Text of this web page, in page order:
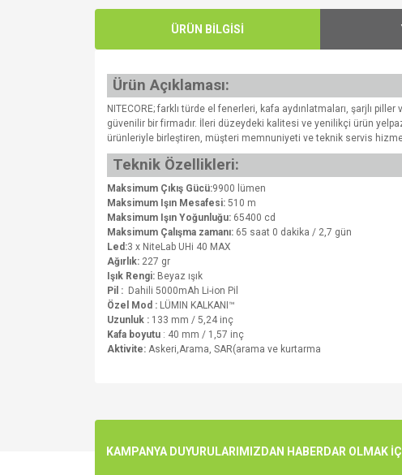
ÜRÜN BİLGİSİ
Ürün Açıklaması:
NITECORE; farklı türde el fenerleri, kafa aydınlatmaları, şarjlı
güvenilir bir firmadır. İleri düzeydeki kalitesi ve yenilikçi ürün
ürünleriyle birleştiren, müşteri memnuniyeti ve teknik servis
Teknik Özellikleri:
Maksimum Çıkış Gücü:9900 lümen
Maksimum Işın Mesafesi: 510 m
Maksimum Işın Yoğunluğu: 65400 cd
Maksimum Çalışma zamanı: 65 saat 0 dakika / 2,7 gün
Led:3 x NiteLab UHi 40 MAX
Ağırlık: 227 gr
Işık Rengi: Beyaz ışık
Pil : Dahili 5000mAh Li-ion Pil
Özel Mod : LÜMIN KALKANI™
Uzunluk : 133 mm / 5,24 inç
Kafa boyutu : 40 mm / 1,57 inç
Aktivite: Askeri,Arama, SAR(arama ve kurtarma
Ürün resmi kalitesiz, bozuk veya görüntülenemiyor.
KAMPANYA DUYURULARIMIZDAN HABERDAR OLMAK